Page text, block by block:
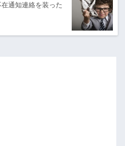
通知連絡を装った